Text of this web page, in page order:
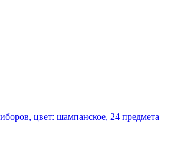
цвет: шампанское, 24 предмета